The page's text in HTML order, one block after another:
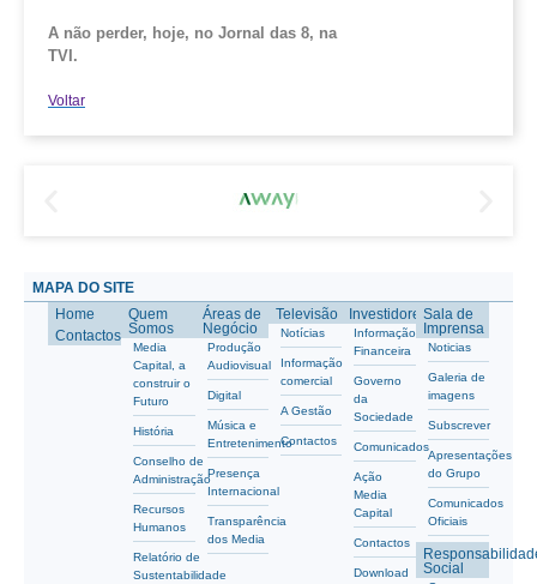
A não perder, hoje, no Jornal das 8, na
TVI.
Voltar
MAPA DO SITE
Home
Contactos
Quem
Somos
Media
Capital, a
construir o
Futuro
História
Conselho de
Administração
Recursos
Humanos
Relatório de
Sustentabilidade
Áreas de
Negócio
Produção
Audiovisual
Digital
Música e
Entretenimento
Presença
Internacional
Transparência
dos Media
Televisão
Notícias
Informação
comercial
A Gestão
Contactos
Investidores
Informação
Financeira
Governo
da
Sociedade
Comunicados
Ação
Media
Capital
Contactos
Download
Sala de
Imprensa
Noticias
Galeria de
imagens
Subscrever
Apresentações
do Grupo
Comunicados
Oficiais
Social